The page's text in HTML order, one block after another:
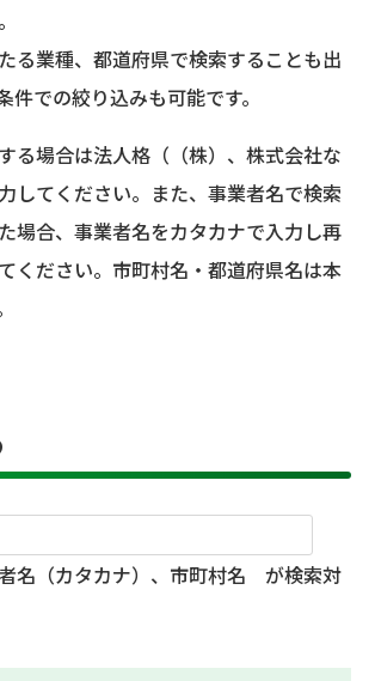
る業種、都道府県で検索することも出
件での絞り込みも可能です。
る場合は法人格（（株）、株式会社な
してください。また、事業者名で検索
場合、事業者名をカタカナで入力し再
ください。市町村名・都道府県名は本
名（カタカナ）、市町村名 が検索対